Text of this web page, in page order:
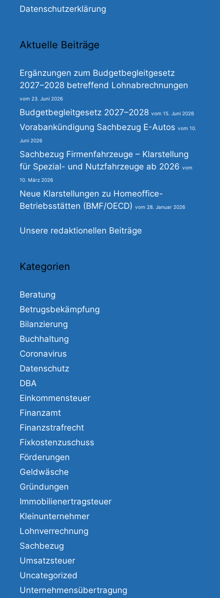
Datenschutzerklärung
Aktuelle Beiträge
Ergänzungen zum Budgetbegleitgesetz
2027–2028 betreffend Lohnabrechnungen
23. Juni 2026
Budgetbegleitgesetz 2027–2028 15. Juni 2026
Vorabankündigung Sachbezug E-Autos 10.
Juni 2026
Sachbezug Firmenfahrzeuge – Klarstellung
für Spezial- und Nutzfahrzeuge ab 2026
10. März 2026
Neue Klarstellungen zu Homeoffice-
Betriebsstätten (BMF/OECD)
28. Januar 2026
Unsere redaktionellen Beiträge
Kategorien
Beratung
Betrugsbekämpfung
Bilanzierung
Buchhaltung
Coronavirus
Datenschutz
DBA
Einkommensteuer
Finanzamt
Finanzstrafrecht
Fixkostenzuschuss
Förderungen
Geldwäsche
Gründungen
Immobilienertragsteuer
Kleinunternehmer
Lohnverrechnung
Sachbezug
Umsatzsteuer
Uncategorized
Unternehmensübertragung